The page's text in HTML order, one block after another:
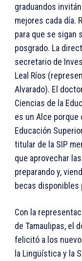
graduandos
mejores cada día.
para que se sigan
posgrado. La
secretario de
Leal Ríos
Alvarado). El
Ciencias de la
es un Alce porque
Educación
titular de la SIP
que aprovechar
preparando y,
becas disponibles
Con la
de Tamaulipas, el
felicitó a los
la Lingüística y la